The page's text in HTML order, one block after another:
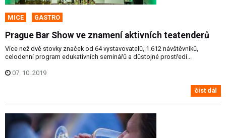
MICE GASTRO
Prague Bar Show ve znamení aktivních teatenderů
Více než dvě stovky značek od 64 vystavovatelů, 1.612 návštěvníků,
celodenní program edukativních seminářů a důstojné prostředí...
07. 10. 2019
číst dál